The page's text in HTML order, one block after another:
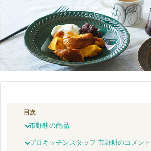
目次
市野耕の商品
プロキッチンスタッフ 市野耕のコメント